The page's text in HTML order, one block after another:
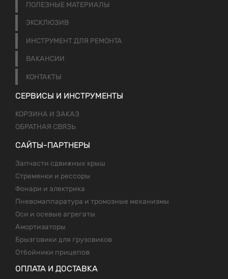
ПОЛЕЗНЫЕ МАТЕРИАЛЫ
ЭКСКЛЮЗИВ
ИНСТРУМЕНТ ДЛЯ РЕМОНТА
ВАКАНСИИ
КОНТАКТЫ
СЕРВИСЫ И ИНСТРУМЕНТЫ
КОРЗИНА И ЗАКАЗ
ОБРАТНАЯ СВЯЗЬ
САЙТЫ-ПАРТНЕРЫ
Запчасти сдвижных крыш
Стремянки и рессоры
Фонари и электрика
Пневомаппаратура и тромозные механизмы
Оси и осевые агрегаты
Амортизаторы
Брызговики для грузовиков
Отбойники прицепов
ОПЛАТА И ДОСТАВКА